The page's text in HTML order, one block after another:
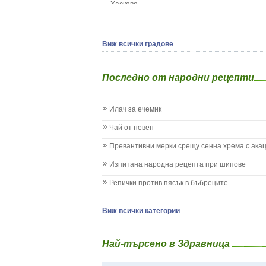
Детски диабет
Жълтеница
Запек на бебето и детето
Кашлица при бебето и детето
Колики
Менингит
Млечница
Нощно напикаване - енуреза
Плач
Хасково
Виж всички градове
Последно от народни рецепти
Илач за ечемик
Чай от невен
Превантивни мерки срещу сенна хрема с
Изпитана народна рецепта при шипове
Репички против пясък в бъбреците
Виж всички категории
Най-търсено в Здравница